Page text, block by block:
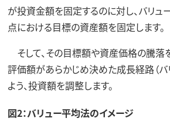
が投資金額を固定するのに対し、バリュ
点における目標の資産額を固定します。
そして、その目標額や資産価格の騰落
評価額があらかじめ決めた成長経路（バ
よう、投資額を調整します。
図2：バリュー平均法のイメージ